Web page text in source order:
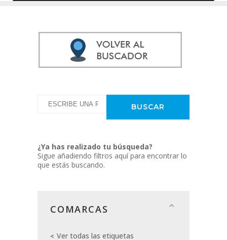
¿Ya has realizado tu búsqueda?
Sigue añadiendo filtros aquí para encontrar lo
que estás buscando.
COMARCAS
Ver todas las etiquetas